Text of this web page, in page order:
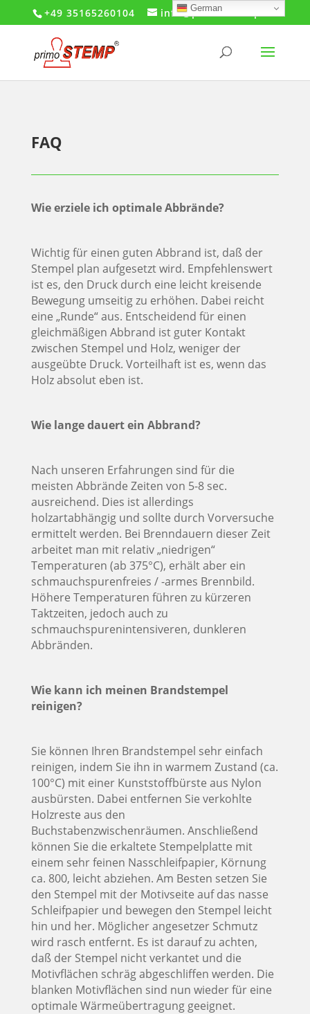
+49 35165260104 info@primo-stemp.de
FAQ
Wie erziele ich optimale Abbrände?
Wichtig für einen guten Abbrand ist, daß der
Stempel plan aufgesetzt wird. Empfehlenswert
ist es, den Druck durch eine leicht kreisende
Bewegung umseitig zu erhöhen. Dabei reicht
eine „Runde“ aus. Entscheidend für einen
gleichmäßigen Abbrand ist guter Kontakt
zwischen Stempel und Holz, weniger der
ausgeübte Druck. Vorteilhaft ist es, wenn das
Holz absolut eben ist.
Wie lange dauert ein Abbrand?
Nach unseren Erfahrungen sind für die
meisten Abbrände Zeiten von 5-8 sec.
ausreichend. Dies ist allerdings
holzartabhängig und sollte durch Vorversuche
ermittelt werden. Bei Brenndauern dieser Zeit
arbeitet man mit relativ „niedrigen“
Temperaturen (ab 375°C), erhält aber ein
schmauchspurenfreies / -armes Brennbild.
Höhere Temperaturen führen zu kürzeren
Taktzeiten, jedoch auch zu
schmauchspurenintensiveren, dunkleren
Abbränden.
Wie kann ich meinen Brandstempel
reinigen?
Sie können Ihren Brandstempel sehr einfach
reinigen, indem Sie ihn in warmem Zustand (ca.
100°C) mit einer Kunststoffbürste aus Nylon
ausbürsten. Dabei entfernen Sie verkohlte
Holzreste aus den
Buchstabenzwischenräumen. Anschließend
können Sie die erkaltete Stempelplatte mit
einem sehr feinen Nasschleifpapier, Körnung
ca. 800, leicht abziehen. Am Besten setzen Sie
den Stempel mit der Motivseite auf das nasse
Schleifpapier und bewegen den Stempel leicht
hin und her. Möglicher angesetzer Schmutz
wird rasch entfernt. Es ist darauf zu achten,
daß der Stempel nicht verkantet und die
Motivflächen schräg abgeschliffen werden. Die
blanken Motivflächen sind nun wieder für eine
optimale Wärmeübertragung geeignet.
German